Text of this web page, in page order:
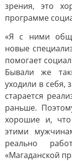
зрения, это
программе
«Я с ними
новые
помогает
Бывали же
уходили в себя,
старается
раньше.
хорошие и,
этими
реально
«Магаданской